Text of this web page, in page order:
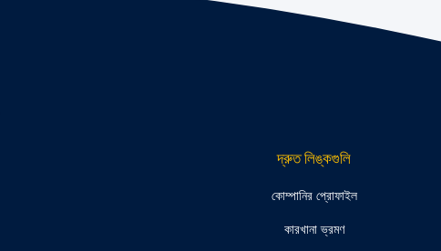
দ্রুত লিঙ্কগুলি
কোম্পানির প্রোফাইল
কারখানা ভ্রমণ